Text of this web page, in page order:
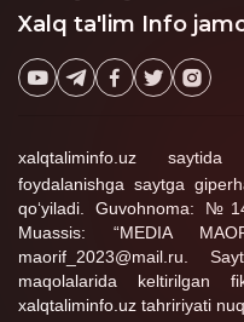
mumkinmi, degan savol
o‘rtaga tashlangan.
Xalq ta'lim Info
xalqtaliminfo.uz
foydalanishga saytga
qo‘yiladi. Guvohnoma:
Muassis: “MEDIA
maorif_2023@mail.ru.
maqolalarida keltirilgan
xalqtaliminfo.uz tahririyati